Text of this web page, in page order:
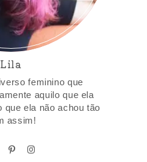
Lila
feminino que
aquilo que ela
que ela não achou tão
assim!